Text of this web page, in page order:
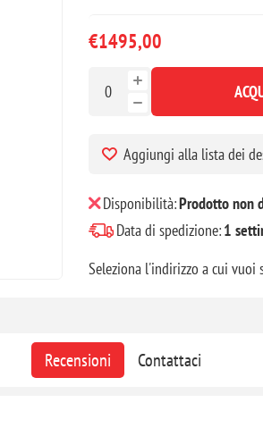
€1495,00
Aggiungi alla lista dei
Disponibilità:Prodotto non
Data di spedizione:1
Seleziona l'indirizzo a cui vuoi
Recensioni Contattaci